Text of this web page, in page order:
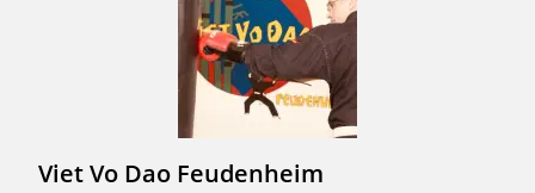
Viet Vo Dao Feudenheim